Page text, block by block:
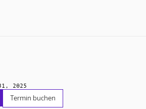
2025
Termin buchen